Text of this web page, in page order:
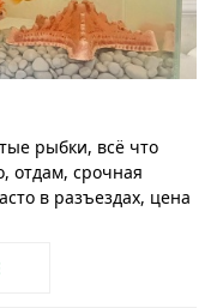
рыбки, всё что
отдам, срочная
в разъездах, цена